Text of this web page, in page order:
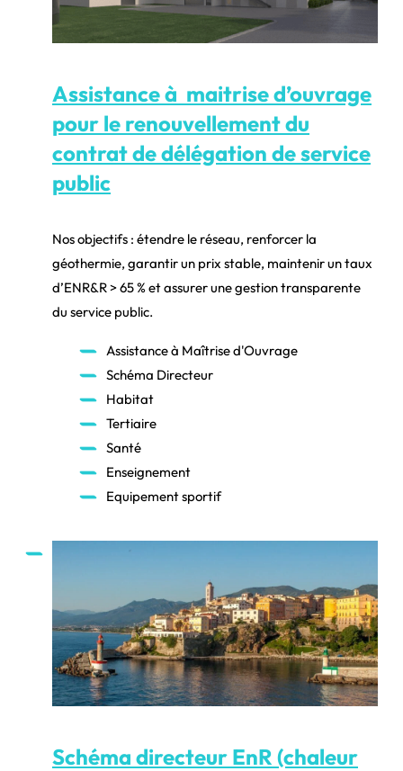
Assistance à maitrise d’ouvrage
pour le renouvellement du
contrat de délégation de service
public
Nos objectifs : étendre le réseau, renforcer la
géothermie, garantir un prix stable, maintenir un taux
d’ENR&R > 65 % et assurer une gestion transparente
du service public.
Assistance à Maîtrise d'Ouvrage
Schéma Directeur
Habitat
Tertiaire
Santé
Enseignement
Equipement sportif
Schéma directeur EnR (chaleur